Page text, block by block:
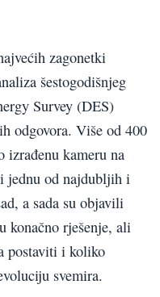
zagonetki
šestogodišnjeg
Survey (DES)
odgovora. Više od 400
izrađenu kameru na
jednu od najdubljih i
a sada su objavili
konačno rješenje, ali
postaviti i koliko
svemira.